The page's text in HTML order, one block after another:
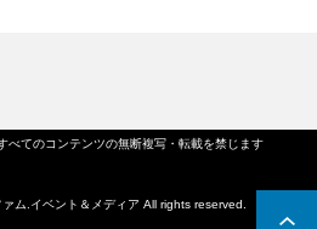
べてのコンテンツの無断複写・転載を禁じます
ム.イベント＆メディア All rights reserved.